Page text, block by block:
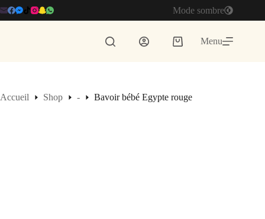
Passer
au
Mode sombre
Panier
Menu
Accueil Shop - Bavoir bébé Egypte rouge